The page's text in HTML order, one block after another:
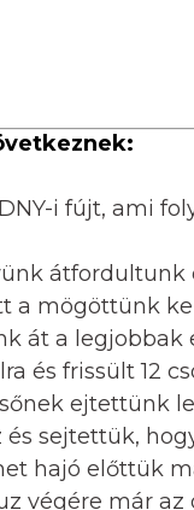
i fújt, ami
átfordultunk
a mögöttünk
át a legjobbak
és frissült 12
ejtettünk
sejtettük,
hajó előttük
végére már